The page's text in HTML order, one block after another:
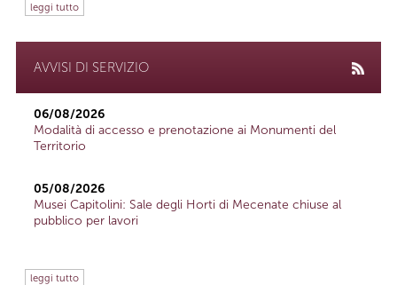
leggi tutto
AVVISI DI SERVIZIO
06/08/2026
Modalità di accesso e prenotazione ai Monumenti del
Territorio
05/08/2026
Musei Capitolini: Sale degli Horti di Mecenate chiuse al
pubblico per lavori
leggi tutto